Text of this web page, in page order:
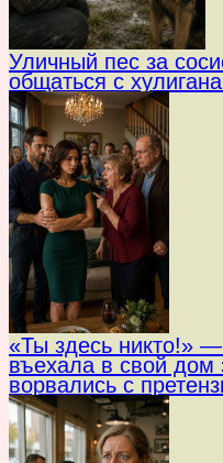
Уличный пес за
общаться с
«Ты здесь никто!»
въехала в свой дом
ворвались с